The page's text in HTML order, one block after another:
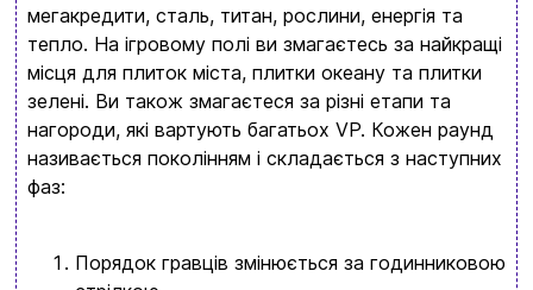
мегакредити, сталь, титан, рослини, енергія та
тепло. На ігровому полі ви змагаєтесь за найкращі
місця для плиток міста, плитки океану та плитки
зелені. Ви також змагаєтеся за різні етапи та
нагороди, які вартують багатьох VP. Кожен раунд
називається поколінням і складається з наступних
фаз:
Порядок гравців змінюється за годинниковою
+380996393746
+380634324164
Замовити дзвінок
kubix.boardgames@gmail.com
UA ㅤRU